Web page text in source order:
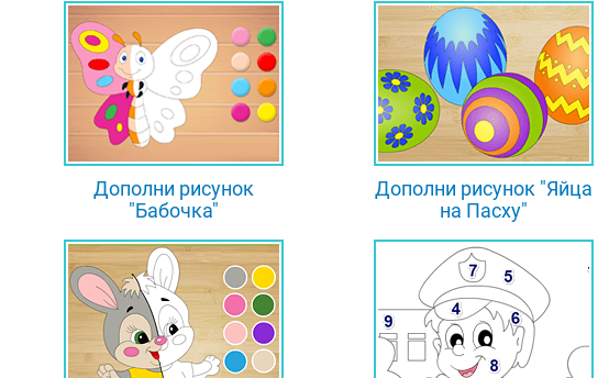
Дополни рисунок
"Бабочка"
Дополни рисунок "Яйца
на Пасху"